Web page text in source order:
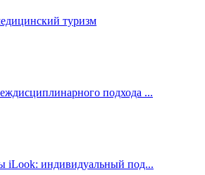
туризм
подхода ...
iLook: индивидуальный под...